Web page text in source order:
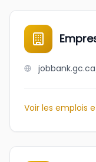
Voir les emplois